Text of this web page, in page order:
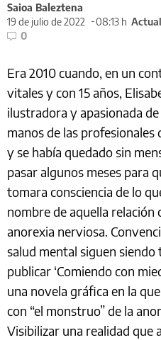
Saioa Baleztena
19 de julio de 2022
08:13 h
0
Era 2010 cuando, en un
vitales y con 15 años,
ilustradora y apasionada
manos de las profesionales
y se había quedado sin
pasar algunos meses para
tomara consciencia de lo
nombre de aquella relación
anorexia nerviosa.
salud mental siguen siendo
publicar ‘Comiendo con
una novela gráfica en la
con “el monstruo” de la
Visibilizar una realidad que